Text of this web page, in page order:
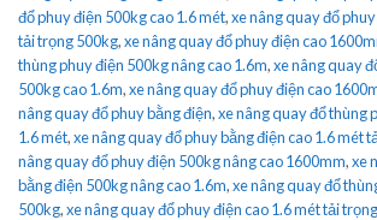
đổ phuy điện 500kg cao 1.6 mét,xe nâng quay đổ
tải trọng 500kg,xe nâng quay đổ phuy điện cao
thùng phuy điện 500kg nâng cao 1.6m,xe nâng quay
500kg cao 1.6m,xe nâng quay đổ phuy điện cao
nâng quay đổ phuy bằng điện,xe nâng quay đổ thùng
1.6 mét,xe nâng quay đổ phuy bằng điện cao 1.6 mét
nâng quay đổ phuy điện 500kg nâng cao 1600mm,xe
bằng điện 500kg nâng cao 1.6m,xe nâng quay đổ
500kg,xe nâng quay đổ phuy điện cao 1.6 mét tải